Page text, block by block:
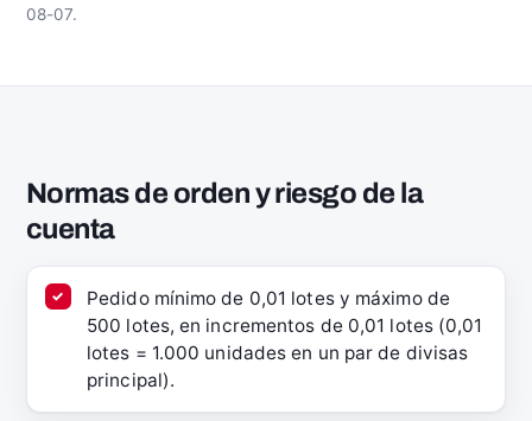
08-07.
Normas de orden y riesgo de la
cuenta
Pedido mínimo de 0,01 lotes y máximo de
500 lotes, en incrementos de 0,01 lotes (0,01
lotes = 1.000 unidades en un par de divisas
principal).